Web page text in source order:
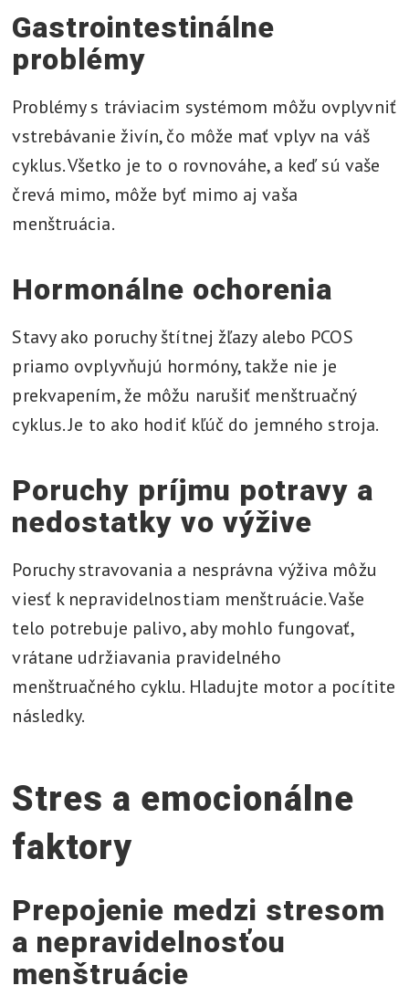
Gastrointestinálne
problémy
Problémy s tráviacim systémom môžu ovplyvniť
vstrebávanie živín, čo môže mať vplyv na váš
cyklus. Všetko je to o rovnováhe, a keď sú vaše
črevá mimo, môže byť mimo aj vaša
menštruácia.
Hormonálne ochorenia
Stavy ako poruchy štítnej žľazy alebo PCOS
priamo ovplyvňujú hormóny, takže nie je
prekvapením, že môžu narušiť menštruačný
cyklus. Je to ako hodiť kľúč do jemného stroja.
Poruchy príjmu potravy a
nedostatky vo výžive
Poruchy stravovania a nesprávna výživa môžu
viesť k nepravidelnostiam menštruácie. Vaše
telo potrebuje palivo, aby mohlo fungovať,
vrátane udržiavania pravidelného
menštruačného cyklu. Hladujte motor a pocítite
následky.
Stres a emocionálne
faktory
Prepojenie medzi stresom
a nepravidelnosťou
menštruácie